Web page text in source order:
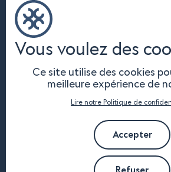
Chemin du Coteau 19
CH-1123 Aclens
FOLLOW US
Vous voulez des
Ce site utilise des cookies
meilleure expérience de
Lire notre Politique de
Accepter